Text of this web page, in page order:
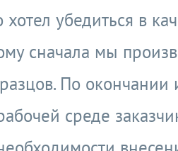
убедиться в
сначала мы
По окончании
среде